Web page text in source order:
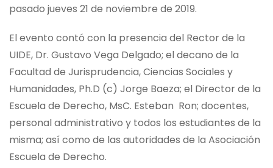
pasado jueves 21 de noviembre de 2019.
El evento contó con la presencia del Rector de la
UIDE, Dr. Gustavo Vega Delgado; el decano de la
Facultad de Jurisprudencia, Ciencias Sociales y
Humanidades, Ph.D (c) Jorge Baeza; el Director de la
Escuela de Derecho, MsC. Esteban Ron; docentes,
personal administrativo y todos los estudiantes de la
misma; así como de las autoridades de la Asociación
Escuela de Derecho.